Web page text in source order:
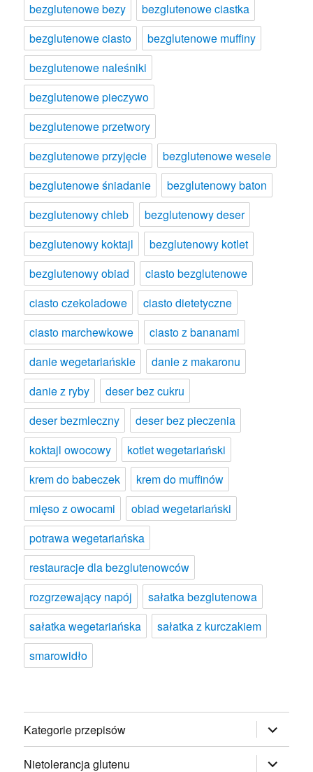
bezglutenowe bezy
bezglutenowe ciastka
bezglutenowe ciasto
bezglutenowe muffiny
bezglutenowe naleśniki
bezglutenowe pieczywo
bezglutenowe przetwory
bezglutenowe przyjęcie
bezglutenowe wesele
bezglutenowe śniadanie
bezglutenowy baton
bezglutenowy chleb
bezglutenowy deser
bezglutenowy koktajl
bezglutenowy kotlet
bezglutenowy obiad
ciasto bezglutenowe
ciasto czekoladowe
ciasto dietetyczne
ciasto marchewkowe
ciasto z bananami
danie wegetariańskie
danie z makaronu
danie z ryby
deser bez cukru
deser bezmleczny
deser bez pieczenia
koktajl owocowy
kotlet wegetariański
krem do babeczek
krem do muffinów
mięso z owocami
obiad wegetariański
potrawa wegetariańska
restauracje dla bezglutenowców
rozgrzewający napój
sałatka bezglutenowa
sałatka wegetariańska
sałatka z kurczakiem
smarowidło
Kategorie przepisów rozwiń
menu
potomne
Nietolerancja glutenu
rozwiń